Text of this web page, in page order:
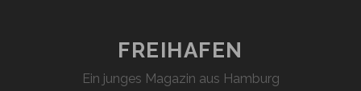
FREIHAFEN
Ein junges Magazin aus Hamburg